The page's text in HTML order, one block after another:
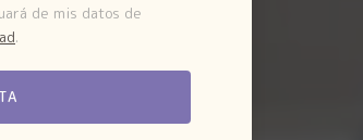
de mis datos de
.